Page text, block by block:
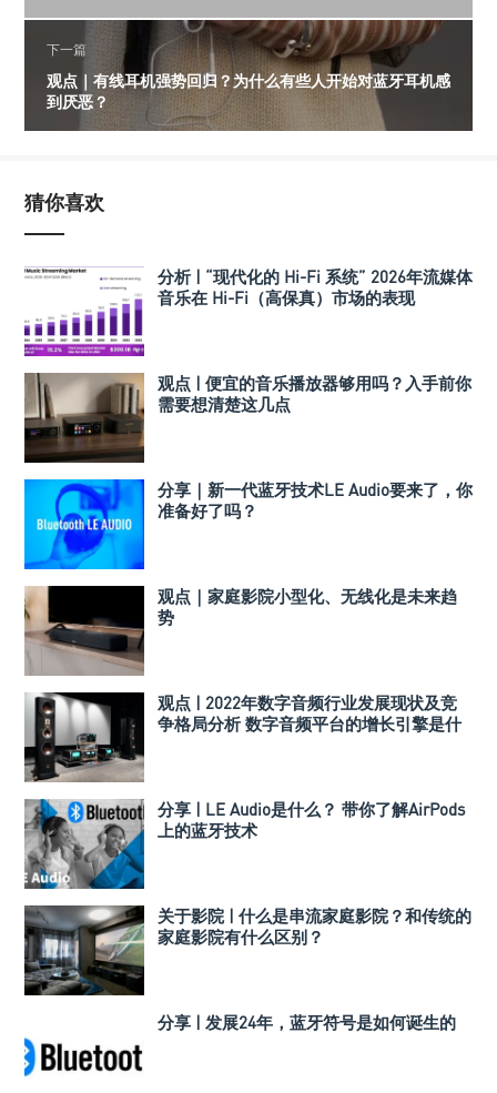
下一篇
观点｜有线耳机强势回归？为什么有些人开始对蓝牙耳机感
到厌恶？
猜你喜欢
分析 | “现代化的 Hi-Fi 系统” 2026年流媒体
音乐在 Hi-Fi（高保真）市场的表现
观点 | 便宜的音乐播放器够用吗？入手前你
需要想清楚这几点
分享｜新一代蓝牙技术LE Audio要来了，你
准备好了吗？
观点｜家庭影院小型化、无线化是未来趋
势
观点 | 2022年数字音频行业发展现状及竞
争格局分析 数字音频平台的增长引擎是什
分享 | LE Audio是什么？ 带你了解AirPods
上的蓝牙技术
关于影院 | 什么是串流家庭影院？和传统的
家庭影院有什么区别？
分享 | 发展24年，蓝牙符号是如何诞生的